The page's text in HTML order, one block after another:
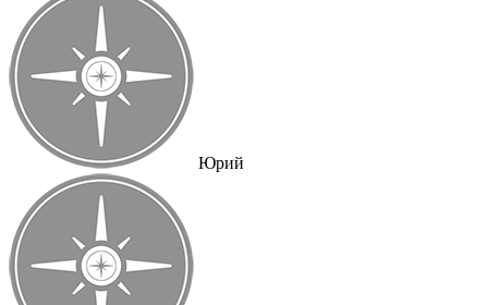
Юрий